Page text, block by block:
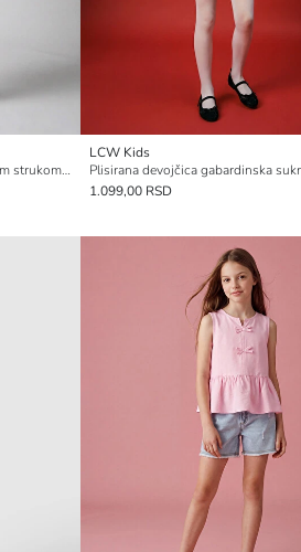
Suknja za devojčice sa elastičnim strukom Tutu
LCW Kids
1.099,00 RSD